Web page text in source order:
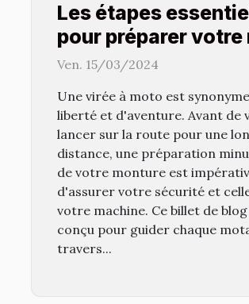
Les étapes
pour préparer votre
avant une longue
Ven. 15/03/2024
Une virée à moto est
liberté et d'aventure. Avant de
lancer sur la route pour une
distance, une préparation
de votre monture est
d'assurer votre sécurité et
votre machine. Ce billet de
conçu pour guider chaque
travers...